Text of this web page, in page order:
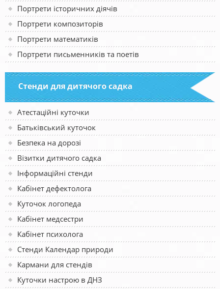
Портрети історичних діячів
Портрети композиторів
Портрети математиків
Портрети письменників та поетів
Стенди для дитячого садка
Атестаційні куточки
Батьківський куточок
Безпека на дорозі
Візитки дитячого садка
Інформаційні стенди
Кабінет дефектолога
Куточок логопеда
Кабінет медсестри
Кабінет психолога
Стенди Календар природи
Кармани для стендів
Куточки настрою в ДНЗ